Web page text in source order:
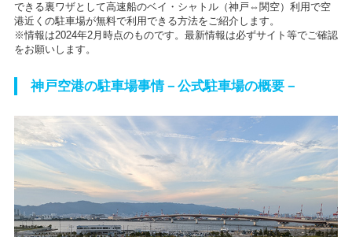
できる裏ワザとして高速船のベイ・シャトル（神戸⇔関空）利用で空
港近くの駐車場が無料で利用できる方法をご紹介します。
※情報は2024年2月時点のものです。最新情報は必ずサイト等でご確認
をお願いします。
神戸空港の駐車場事情－公式駐車場の概要－